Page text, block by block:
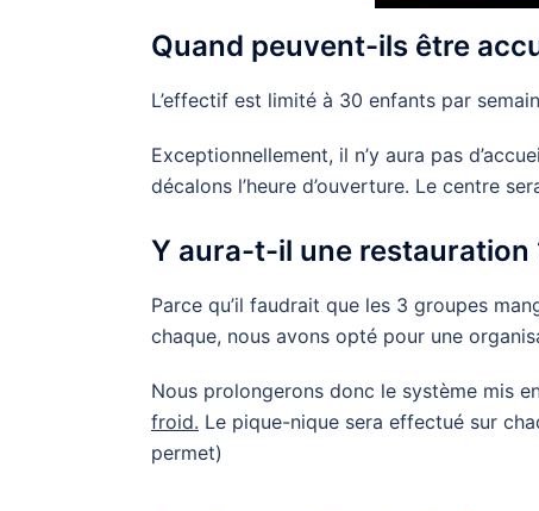
Quand peuvent-ils être
L’effectif est limité à 30 enfants par
Exceptionnellement, il n’y aura pas
décalons l’heure d’ouverture. Le centre
Y aura-t-il une restauration
Parce qu’il faudrait que les 3 groupes
chaque, nous avons opté pour une
Nous prolongerons donc le système mis
froid. Le pique-nique sera effectué sur
permet)